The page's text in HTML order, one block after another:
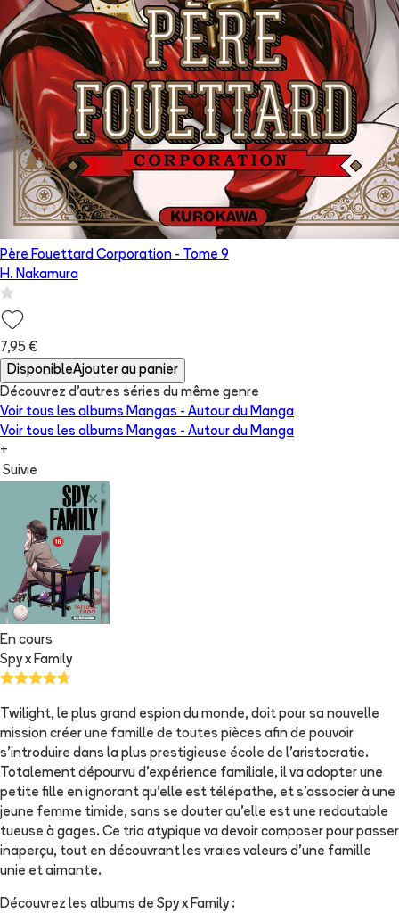
Père Fouettard Corporation - Tome 9
H. Nakamura
7,95 €
DisponibleAjouter au panier
Découvrez d'autres séries du même genre
Voir tous les albums Mangas - Autour du Manga
Voir tous les albums Mangas - Autour du Manga
+
Suivie
En cours
Spy x Family
Twilight, le plus grand espion du monde, doit pour sa nouvelle
mission créer une famille de toutes pièces afin de pouvoir
s'introduire dans la plus prestigieuse école de l'aristocratie.
Totalement dépourvu d'expérience familiale, il va adopter une
petite fille en ignorant qu'elle est télépathe, et s'associer à une
jeune femme timide, sans se douter qu'elle est une redoutable
tueuse à gages. Ce trio atypique va devoir composer pour passer
inaperçu, tout en découvrant les vraies valeurs d'une famille
unie et aimante.
Découvrez les albums de Spy x Family: